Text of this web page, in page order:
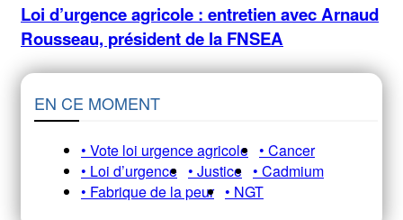
Loi d’urgence agricole : entretien avec Arnaud
Rousseau, président de la FNSEA
EN CE MOMENT
• Vote loi urgence agricole • Cancer
• Loi d’urgence • Justice • Cadmium
• Fabrique de la peur • NGT